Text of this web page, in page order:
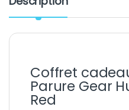
Coffret
Parure Gear
Red